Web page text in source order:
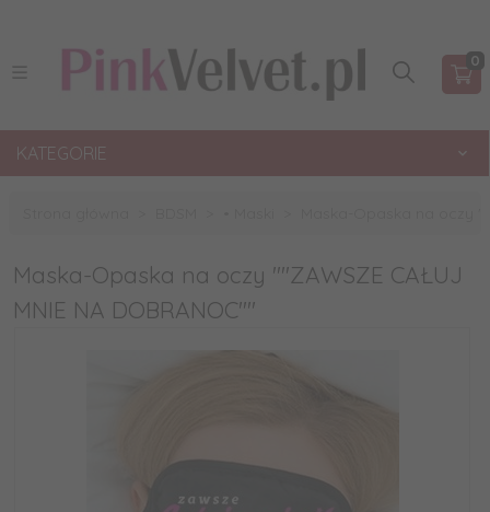
0
KATEGORIE
Maska-Opaska na oczy ""ZAWSZE CAŁUJ
MNIE NA DOBRANOC""